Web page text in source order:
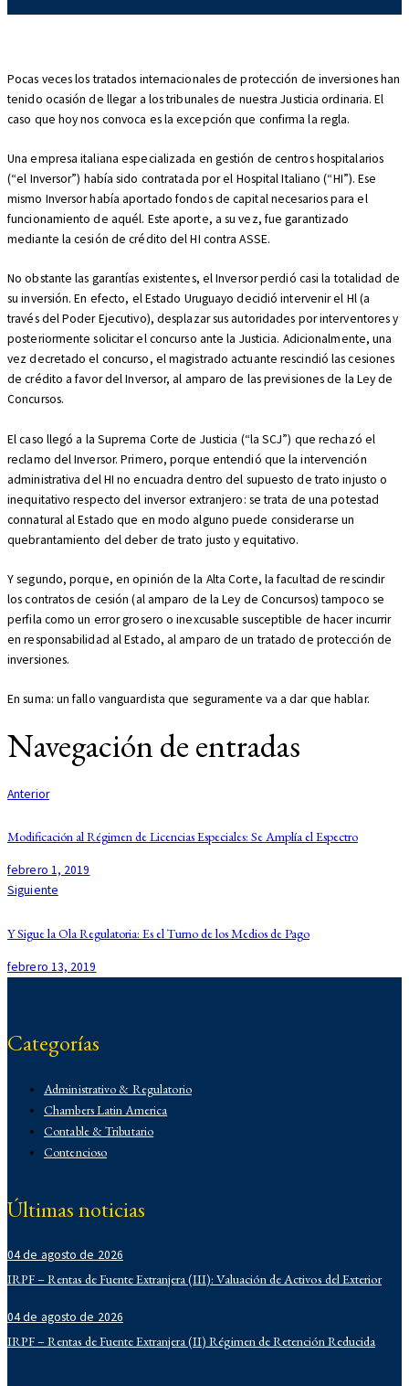
Pocas veces los tratados internacionales de protección de inversiones han
tenido ocasión de llegar a los tribunales de nuestra Justicia ordinaria. El
caso que hoy nos convoca es la excepción que confirma la regla.
Una empresa italiana especializada en gestión de centros hospitalarios
(“el Inversor”) había sido contratada por el Hospital Italiano (“HI”). Ese
mismo Inversor había aportado fondos de capital necesarios para el
funcionamiento de aquél. Este aporte, a su vez, fue garantizado
mediante la cesión de crédito del HI contra ASSE.
No obstante las garantías existentes, el Inversor perdió casi la totalidad de
su inversión. En efecto, el Estado Uruguayo decidió intervenir el Hl (a
través del Poder Ejecutivo), desplazar sus autoridades por interventores y
posteriormente solicitar el concurso ante la Justicia. Adicionalmente, una
vez decretado el concurso, el magistrado actuante rescindió las cesiones
de crédito a favor del Inversor, al amparo de las previsiones de la Ley de
Concursos.
El caso llegó a la Suprema Corte de Justicia (“la SCJ”) que rechazó el
reclamo del Inversor. Primero, porque entendió que la intervención
administrativa del HI no encuadra dentro del supuesto de trato injusto o
inequitativo respecto del inversor extranjero: se trata de una potestad
connatural al Estado que en modo alguno puede considerarse un
quebrantamiento del deber de trato justo y equitativo.
Y segundo, porque, en opinión de la Alta Corte, la facultad de rescindir
los contratos de cesión (al amparo de la Ley de Concursos) tampoco se
perfila como un error grosero o inexcusable susceptible de hacer incurrir
en responsabilidad al Estado, al amparo de un tratado de protección de
inversiones.
En suma: un fallo vanguardista que seguramente va a dar que hablar.
Navegación de entradas
Anterior
Modificación al Régimen de Licencias Especiales: Se Amplía el Espectro
febrero 1, 2019
Siguiente
Y Sigue la Ola Regulatoria: Es el Turno de los Medios de Pago
febrero 13, 2019
Categorías
Administrativo & Regulatorio
Chambers Latin America
Contable & Tributario
Contencioso
Demo
IFLR 1000
Institucionales
Latin Lawyer 250
Legal 500
Últimas noticias
04 de agosto de 2026
IRPF – Rentas de Fuente Extranjera (III): Valuación de Activos del Exterior
04 de agosto de 2026
IRPF – Rentas de Fuente Extranjera (II) Régimen de Retención Reducida